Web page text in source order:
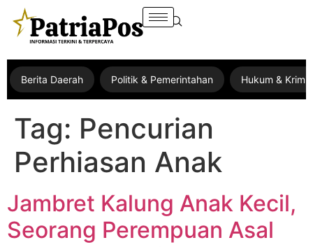
Berita Daerah Politik & Pemerintahan Hukum &
Tag: Pencurian
Perhiasan Anak
Jambret Kalung Anak Kecil,
Seorang Perempuan Asal